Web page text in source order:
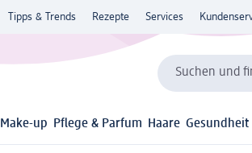
Tipps & Trends Rezepte Services
Suchen und
Make-up Pflege & Parfum Haare Gesundheit